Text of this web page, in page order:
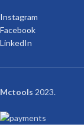
Instagram
Facebook
LinkedIn
Mctools 2023.